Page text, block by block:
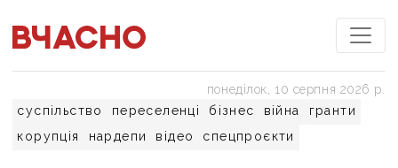
суспільство переселенці бізнес війна
гранти
корупція
нардепи відео спецпроєкти
понеділок, 10 серпня 2026 р.